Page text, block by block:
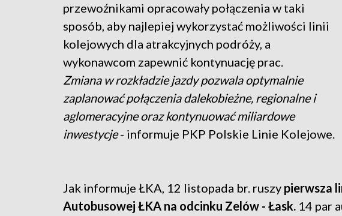
przewoźnikami opracowały połączenia w taki
sposób, aby najlepiej wykorzystać możliwości linii
kolejowych dla atrakcyjnych podróży, a
wykonawcom zapewnić kontynuację prac.
Zmiana w rozkładzie jazdy pozwala optymalnie
zaplanować połączenia dalekobieżne, regionalne i
aglomeracyjne oraz kontynuować miliardowe
inwestycje- informuje PKP Polskie Linie Kolejowe.
Jak informuje ŁKA, 12 listopada br. ruszy pierwsza
Autobusowej ŁKA na odcinku Zelów - Łask. 14 par